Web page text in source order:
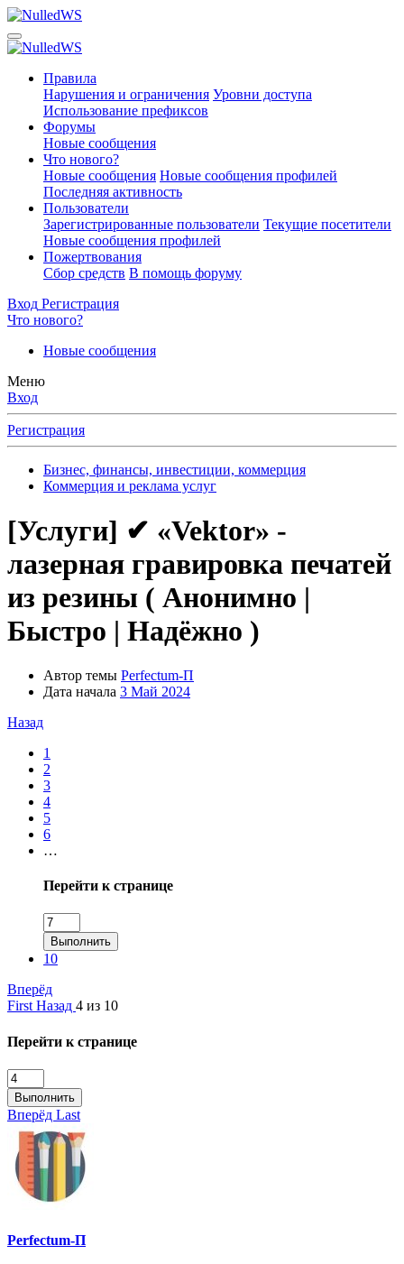
Правила
Нарушения и ограничения Уровни доступа
Использование префиксов
Форумы
Новые сообщения
Что нового?
Новые сообщения Новые сообщения профилей
Последняя активность
Пользователи
Зарегистрированные пользователи Текущие посетители
Новые сообщения профилей
Пожертвования
Сбор средств В помощь форуму
Вход Регистрация
Что нового?
Новые сообщения
Меню
Вход
Регистрация
Бизнес, финансы, инвестиции, коммерция
Коммерция и реклама услуг
[Услуги] ✔ «Vektor» -
лазерная гравировка печатей
из резины ( Анонимно |
Быстро | Надёжно )
Автор темы Perfectum-П
Дата начала 3 Май 2024
Назад
1
2
3
4
5
6
…
Перейти к странице
Выполнить
10
Вперёд
First Назад 4 из 10
Перейти к странице
Выполнить
Вперёд Last
Perfectum-П